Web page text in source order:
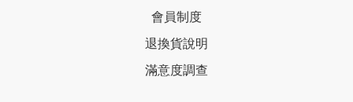
會員制度
退換貨說明
滿意度調查